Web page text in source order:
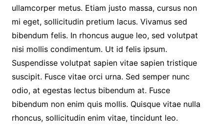
ullamcorper metus. Etiam justo massa, cursus non
mi eget, sollicitudin pretium lacus. Vivamus sed
bibendum felis. In rhoncus augue leo, sed volutpat
nisi mollis condimentum. Ut id felis ipsum.
Suspendisse volutpat sapien vitae sapien tristique
suscipit. Fusce vitae orci urna. Sed semper nunc
odio, at egestas lectus bibendum at. Fusce
bibendum non enim quis mollis. Quisque vitae nulla
rhoncus, sollicitudin enim vitae, tincidunt leo.